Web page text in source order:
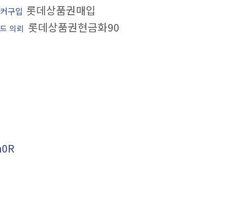
구입 롯데상품권매입
의뢰 롯데상품권현금화90